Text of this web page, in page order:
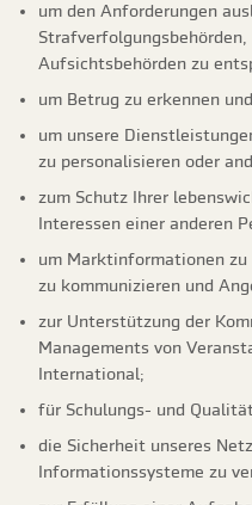
um den Anforderungen
Strafverfolgungsbehörden,
Aufsichtsbehörden zu
um Betrug zu erkennen
um unsere
zu personalisieren oder
zum Schutz Ihrer
Interessen einer anderen
um Marktinformationen zu
zu kommunizieren und
zur Unterstützung der
Managements von
International;
für Schulungs- und
die Sicherheit unseres
Informationssysteme zu